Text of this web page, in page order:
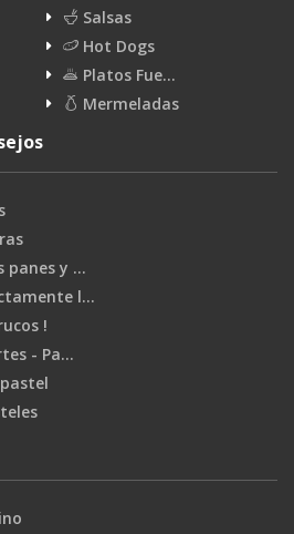
Salsas
Hot Dogs
Platos Fue…
Mermeladas
panes y …
l…
!
- Pa…